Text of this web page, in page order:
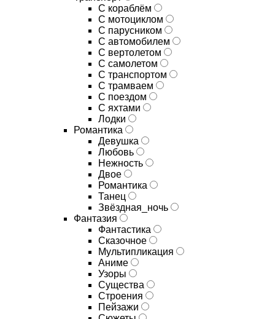
С кораблём
С мотоциклом
С парусником
С автомобилем
С вертолетом
С самолетом
С транспортом
С трамваем
С поездом
С яхтами
Лодки
Романтика
Девушка
Любовь
Нежность
Двое
Романтика
Танец
Звёздная_ночь
Фантазия
Фантастика
Сказочное
Мультипликация
Аниме
Узоры
Существа
Строения
Пейзажи